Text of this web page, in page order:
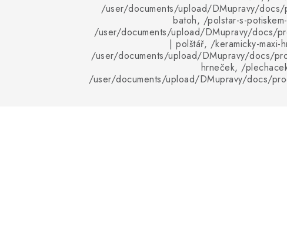
/user/documents/upload/DMupravy/
batoh, /polstar-s-
/user/documents/upload/DMupravy/docs/
| polštář, /keramicky-maxi-
/user/documents/upload/DMupravy/docs/
hrneček, /
/user/documents/upload/DMupravy/docs/